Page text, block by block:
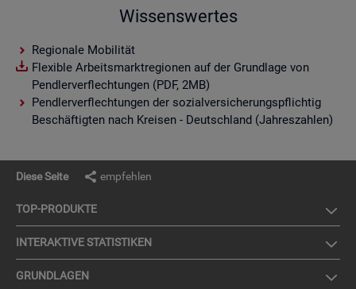
Wissenswertes
Regionale Mobilität
Flexible Arbeitsmarktregionen auf der Grundlage von
Pendlerverflechtungen (PDF, 2MB)
Pendlerverflechtungen der sozialversicherungspflichtig
Beschäftigten nach Kreisen - Deutschland (Jahreszahlen)
Diese Seite empfehlen
TOP-PRO­DUK­TE
IN­TER­AK­TI­VE STA­TIS­TI­KEN
GRUND­LA­GEN